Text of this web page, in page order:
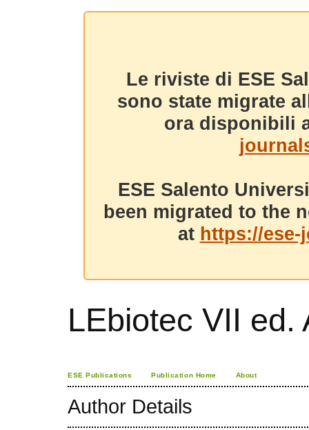
Le riviste di ESE
sono state migrate
ora disponibili
ESE Salento
been migrated to the
at https://
LEbiotec VII ed.
ESE Publications Publication Home About
Author Details